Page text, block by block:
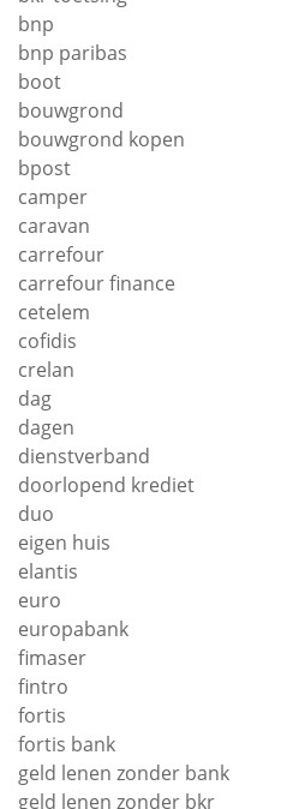
bnp
bnp paribas
boot
bouwgrond
bouwgrond kopen
bpost
camper
caravan
carrefour
carrefour finance
cetelem
cofidis
crelan
dag
dagen
dienstverband
doorlopend krediet
duo
eigen huis
elantis
euro
europabank
fimaser
fintro
fortis
fortis bank
geld lenen zonder bank
geld lenen zonder bkr